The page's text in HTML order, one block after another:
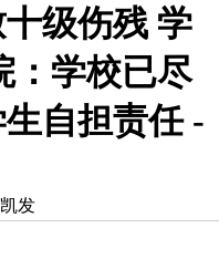
级伤残 学
：学校已尽
自担责任 -
发